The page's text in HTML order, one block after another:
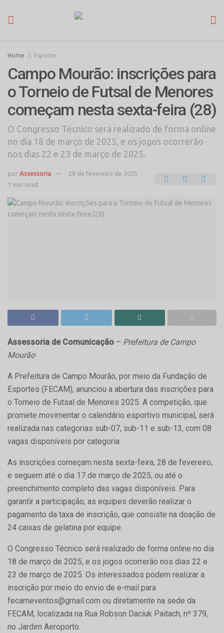
Home Esporte
Campo Mourão: inscrições para
o Torneio de Futsal de Menores
começam nesta sexta-feira (28)
O Congresso Técnico será realizado de forma online
no dia 18 de março de 2025, e os jogos ocorrerão
nos dias 22 e 23 de março de 2025.
por Assessoria
28 de fevereiro de 2025
1 min read
Assessoria de Comunicação – Prefeitura de Campo
Mourão
A Prefeitura de Campo Mourão, por meio da Fundação de
Esportes (FECAM), anunciou a abertura das inscrições para
o Torneio de Futsal de Menores 2025. A competição, que
promete movimentar o calendário esportivo municipal, será
realizada nas categorias sub-07, sub-11 e sub-13, com 08
vagas disponíveis por categoria.
As inscrições começam nesta sexta-feira, 28 de fevereiro,
e seguem até o dia 17 de março de 2025, ou até o
preenchimento completo das vagas disponíveis. Para
garantir a participação, as equipes deverão realizar o
pagamento da taxa de inscrição, que consiste na doação de
24 caixas de gelatina por equipe.
O Congresso Técnico será realizado de forma online no dia
18 de março de 2025, e os jogos ocorrerão nos dias 22 e
23 de março de 2025. Os interessados podem realizar a
inscrição por meio do envio de e-mail para
fecameventos@gmail.com ou diretamente na sede da
FECAM, localizada na Rua Robson Daciuk Paitach, nº 379,
no Jardim Aeroporto.